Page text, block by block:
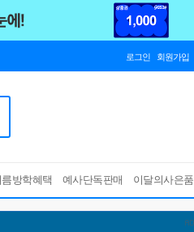
로그인 회원가입
름방학혜택 예사단독판매 이달의사은품